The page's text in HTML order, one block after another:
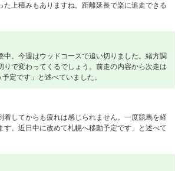
上積みもありますね。距離延長で楽に追走できる
。今週はウッドコースで追い切りました。緒方調
で変わってくるでしょう。前走の内容から次走は
定です」と述べていました。
してからも疲れは感じられません。一度競馬を経
。近日中に改めて札幌へ移動予定です」と述べて